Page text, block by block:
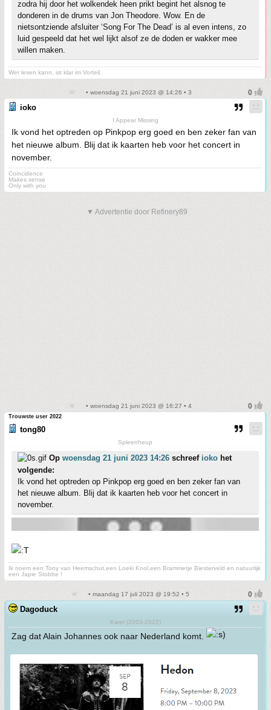
zodra hij door het wolkendek heen prikt begint het alsnog te
donderen in de drums van Jon Theodore. Wow. En de
nietsontziende afsluiter ‘Song For The Dead’ is al even intens, zo
luid gespeeld dat het wel lijkt alsof ze de doden er wakker mee
willen maken.
Wer lesen kann, ist klar im Vorteil.
• woensdag 21 juni 2023 @ 14:26 • 3
ioko
I Appear Missing
Ik vond het optreden op Pinkpop erg goed en ben zeker fan van
het nieuwe album. Blij dat ik kaarten heb voor het concert in
november.
Coincidence
Makes sense
Only with you
▼ Advertentie door Refinery89
• woensdag 21 juni 2023 @ 16:27 • 4
Trouwste user 2022
tong80
Spleenheup
Op woensdag 21 juni 2023 14:26 schreef ioko het
volgende:
Ik vond het optreden op Pinkpop erg goed en ben zeker fan van
het nieuwe album. Blij dat ik kaarten heb voor het concert in
november.
Ik noem een Tony van Heemschut,een Loeki Knol,een Brammetje Biesterveld en natuurlijk
een Japie Stobbe !
• maandag 17 juli 2023 @ 19:52 • 5
Dagoduck
Karel (2003-2022)
Zag dat Alain Johannes ook naar Nederland komt.